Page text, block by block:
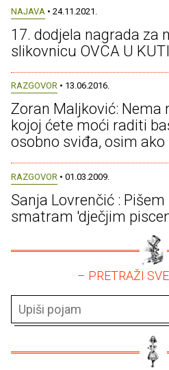
NAJAVA • 24.11.2021.
17. dodjela nagrada za
slikovnicu OVCA U
RAZGOVOR • 13.06.2016.
Zoran Maljković: Nema
kojoj ćete moći raditi
osobno sviđa, osim
RAZGOVOR • 01.03.2009.
Sanja Lovrenčić :
smatram 'dječjim
– PRETRAŽI